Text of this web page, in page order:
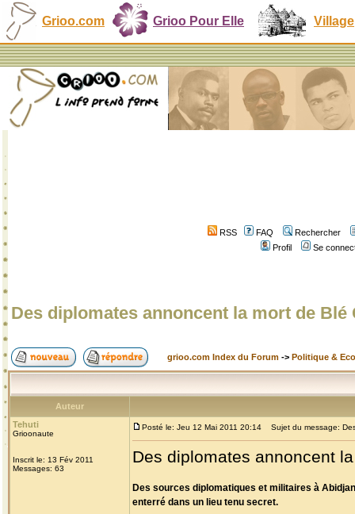
Grioo.com Grioo Pour Elle Village
RSS FAQ
Rechercher
Profil
Se
Des diplomates annoncent la mort de Blé
grioo.com Index du Forum -> Politique &
Auteur
Tehuti
Grioonaute
Inscrit le: 13 Fév 2011
Messages: 63
Posté le: Jeu 12 Mai 2011 20:14 Sujet du message:
Des diplomates annoncent
Des sources diplomatiques et militaires à
enterré dans un lieu tenu secret.